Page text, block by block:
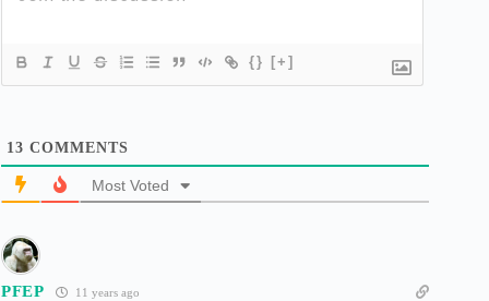
{} [+]
13 COMMENTS
Most Voted
PFEP 11 years ago